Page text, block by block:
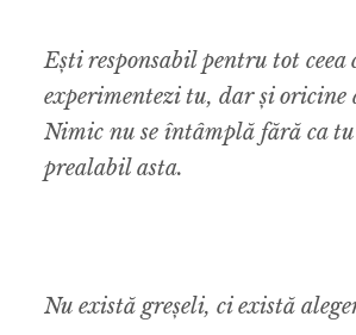
Ești responsabil pentru tot ceea
experimentezi tu, dar și oricine
Nimic nu se întâmplă fără ca tu
prealabil asta.
Nu există greșeli, ci există